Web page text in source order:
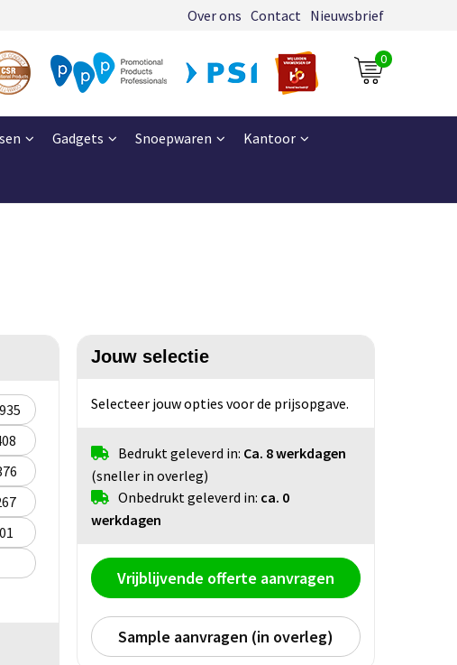
Over ons Contact Nieuwsbrief
0
Gadgets Snoepwaren Kantoor
Jouw selectie
Selecteer jouw opties voor de prijsopgave.
Bedrukt geleverd in: Ca. 8 werkdagen
(sneller in overleg)
Onbedrukt geleverd in: ca. 0
werkdagen
Vrijblijvende offerte aanvragen
Sample aanvragen (in overleg)